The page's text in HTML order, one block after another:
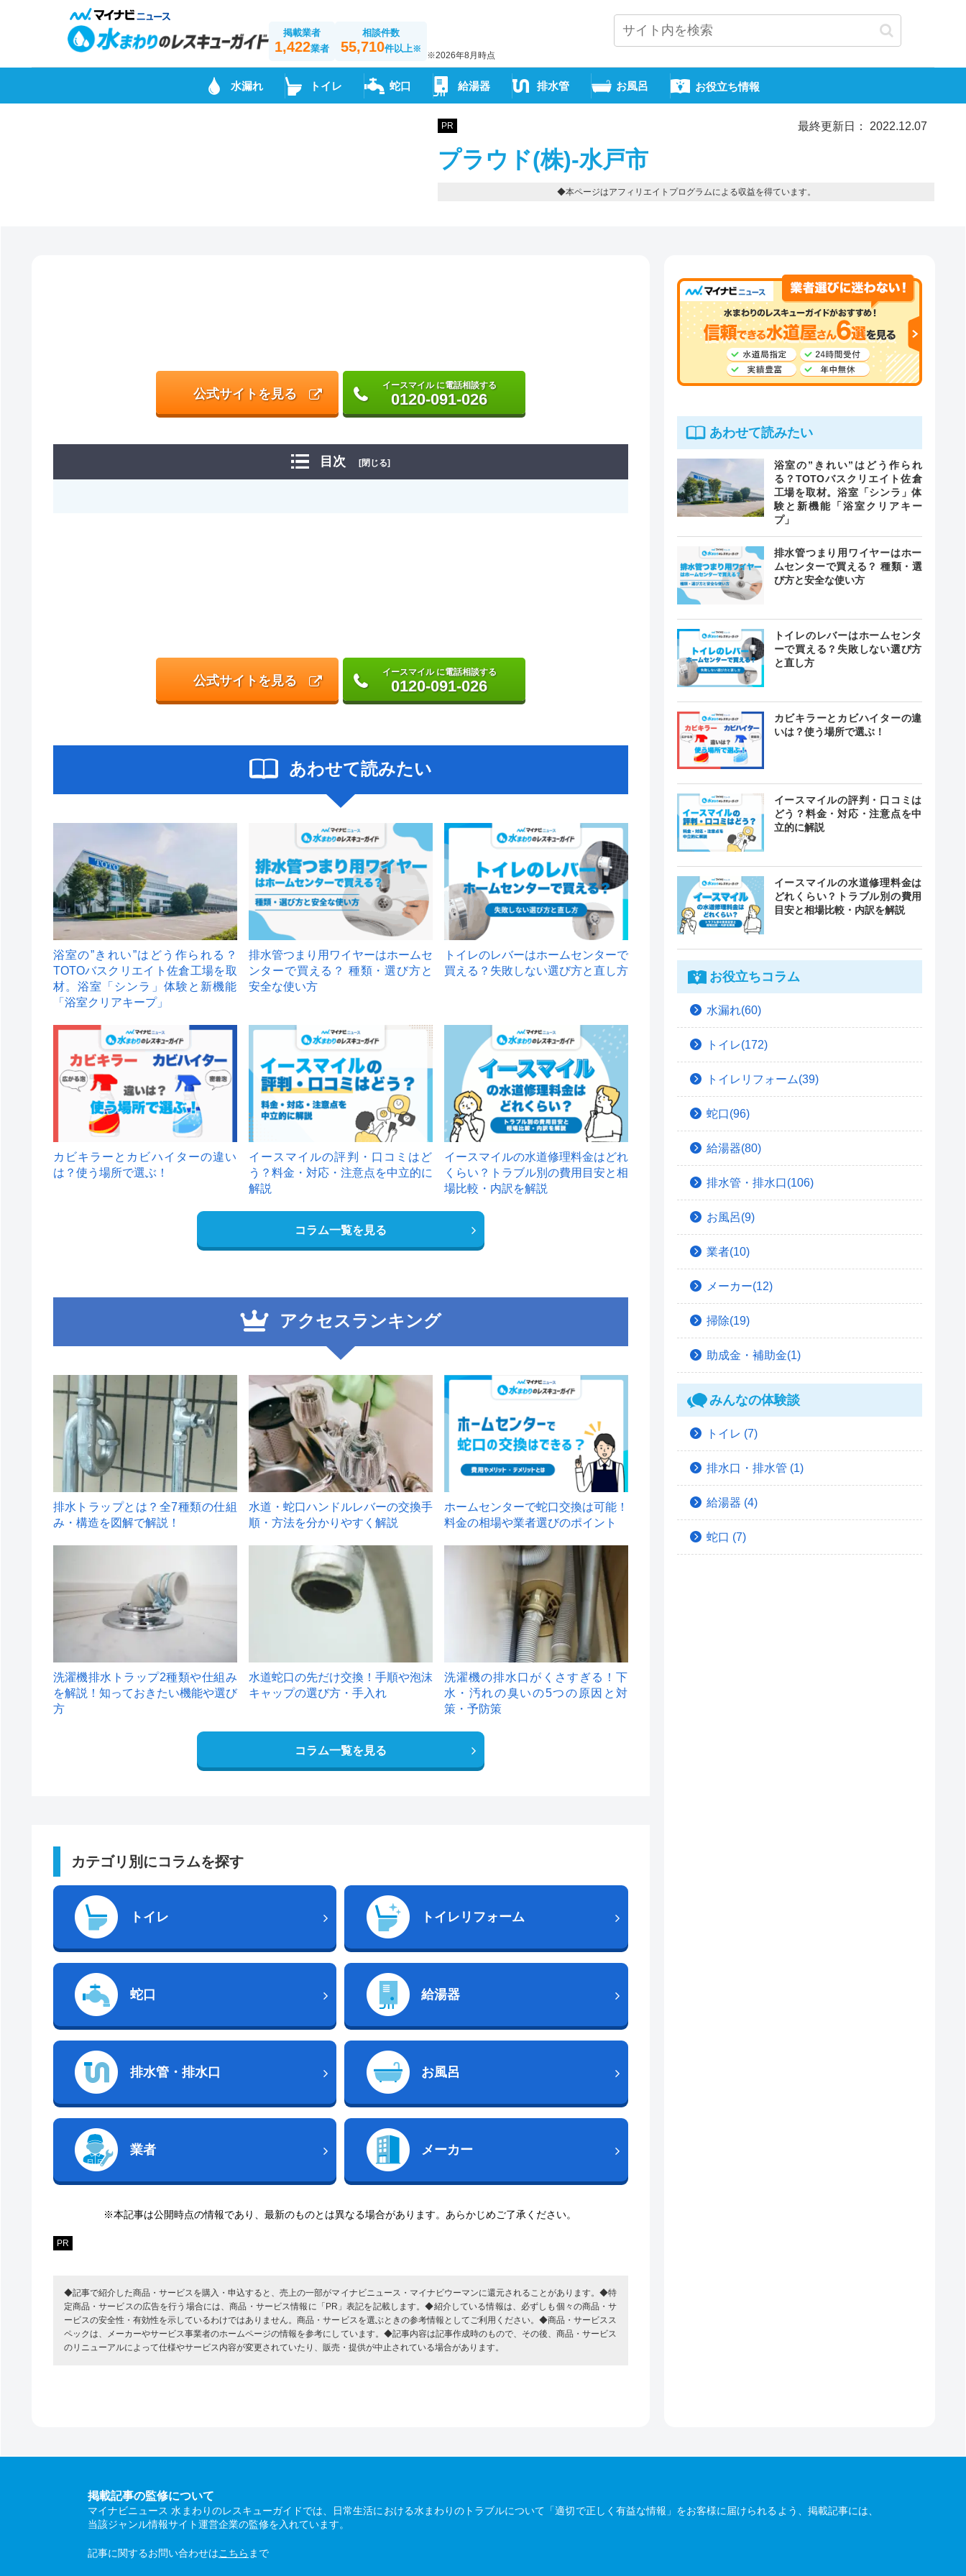
掲載業者
1,422業者
相談件数
55,710件以上※
※2026年8月時点
水漏れ トイレ 蛇口 給湯器 排水管 お風呂 お役立ち情報
PR 最終更新日： 2022.12.07
プラウド(株)-水戸市
◆本ページはアフィリエイトプログラムによる収益を得ています。
公式サイトを見る
イースマイル に電話相談する
0120-091-026
目次 [閉じる]
公式サイトを見る
イースマイル に電話相談する
0120-091-026
あわせて読みたい
浴室の”きれい”はどう作られる？
TOTOバスクリエイト佐倉工場を取
材。浴室「シンラ」体験と新機能
「浴室クリアキープ」
排水管つまり用ワイヤーはホームセ
ンターで買える？ 種類・選び方と
安全な使い方
トイレのレバーはホームセンターで
買える？失敗しない選び方と直し方
カビキラーとカビハイターの違い
は？使う場所で選ぶ！
イースマイルの評判・口コミはど
う？料金・対応・注意点を中立的に
解説
イースマイルの水道修理料金はどれ
くらい？トラブル別の費用目安と相
場比較・内訳を解説
コラム一覧を見る
アクセスランキング
1
排水トラップとは？全7種類の仕組
み・構造を図解で解説！
2
水道・蛇口ハンドルレバーの交換手
順・方法を分かりやすく解説
ホームセンターで蛇口交換は可能！
料金の相場や業者選びのポイント
洗濯機排水トラップ2種類や仕組み
を解説！知っておきたい機能や選び
方
水道蛇口の先だけ交換！手順や泡沫
キャップの選び方・手入れ
洗濯機の排水口がくさすぎる！下
水・汚れの臭いの5つの原因と対
策・予防策
コラム一覧を見る
カテゴリ別にコラムを探す
トイレ トイレリフォーム
蛇口 給湯器
排水管・排水口 お風呂
業者 メーカー
※本記事は公開時点の情報であり、最新のものとは異なる場合があります。あらかじめご了承ください。
PR
◆記事で紹介した商品・サービスを購入・申込すると、売上の一部がマイナビニュース・マイナビウーマンに還元されることがあります。◆特
定商品・サービスの広告を行う場合には、商品・サービス情報に「PR」表記を記載します。◆紹介している情報は、必ずしも個々の商品・サ
ービスの安全性・有効性を示しているわけではありません。商品・サービスを選ぶときの参考情報としてご利用ください。◆商品・サービスス
ペックは、メーカーやサービス事業者のホームページの情報を参考にしています。◆記事内容は記事作成時のもので、その後、商品・サービス
のリニューアルによって仕様やサービス内容が変更されていたり、販売・提供が中止されている場合があります。
あわせて読みたい
浴室の”きれい”はどう作られ
る？TOTOバスクリエイト佐倉
工場を取材。浴室「シンラ」体
験と新機能「浴室クリアキー
プ」
排水管つまり用ワイヤーはホー
ムセンターで買える？ 種類・選
び方と安全な使い方
トイレのレバーはホームセンタ
ーで買える？失敗しない選び方
と直し方
カビキラーとカビハイターの違
いは？使う場所で選ぶ！
イースマイルの評判・口コミは
どう？料金・対応・注意点を中
立的に解説
イースマイルの水道修理料金は
どれくらい？トラブル別の費用
目安と相場比較・内訳を解説
お役立ちコラム
水漏れ(60)
トイレ(172)
トイレリフォーム(39)
蛇口(96)
給湯器(80)
排水管・排水口(106)
お風呂(9)
業者(10)
メーカー(12)
掃除(19)
助成金・補助金(1)
みんなの体験談
トイレ (7)
排水口・排水管 (1)
給湯器 (4)
蛇口 (7)
掲載記事の監修について
マイナビニュース 水まわりのレスキューガイドでは、日常生活における水まわりのトラブルについて「適切で正しく有益な情報」をお客様に届けられるよう、掲載記事には、
当該ジャンル情報サイト運営企業の監修を入れています。
記事に関するお問い合わせはこちら まで